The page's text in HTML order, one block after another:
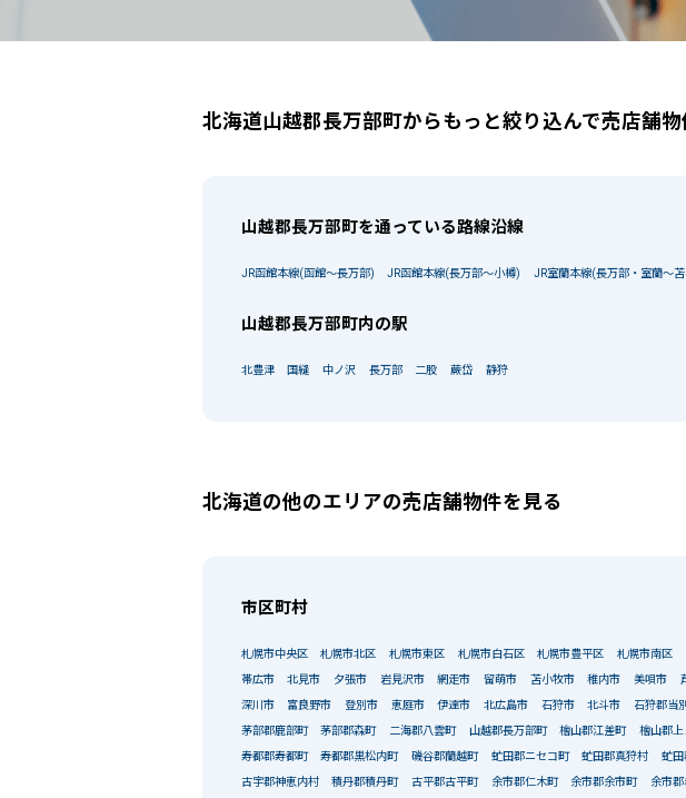
北海道山越郡長万部町からもっと絞り込んで売店舗
山越郡長万部町を通っている路線沿線
JR函館本線(函館～長万部) JR函館本線(長万部～小樽) JR室蘭本線(長万部・室蘭～
山越郡長万部町内の駅
北豊津 国縫 中ノ沢 長万部 二股 蕨岱 静狩
北海道の他のエリアの売店舗物件を見る
市区町村
札幌市中央区 札幌市北区 札幌市東区 札幌市白石区 札幌市豊平区 札幌市南区
帯広市 北見市 夕張市 岩見沢市 網走市 留萌市 苫小牧市 稚内市 美唄市
深川市 富良野市 登別市 恵庭市 伊達市 北広島市 石狩市 北斗市 石狩郡当
茅部郡鹿部町 茅部郡森町 二海郡八雲町 山越郡長万部町 檜山郡江差町 檜山郡上
寿都郡寿都町 寿都郡黒松内町 磯谷郡蘭越町 虻田郡ニセコ町 虻田郡真狩村 虻田
古宇郡神恵内村 積丹郡積丹町 古平郡古平町 余市郡仁木町 余市郡余市町 余市